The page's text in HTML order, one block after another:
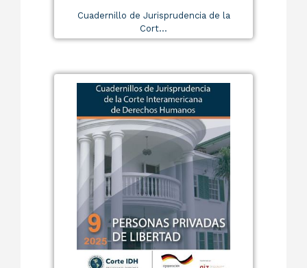
Cuadernillo de Jurisprudencia de la
Cort...